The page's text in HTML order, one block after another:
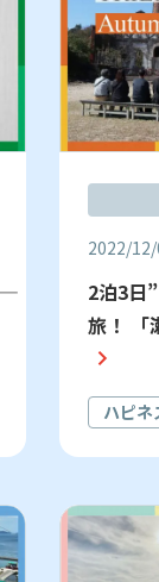
2022/
2泊3日
旅！ 「
ハピネ